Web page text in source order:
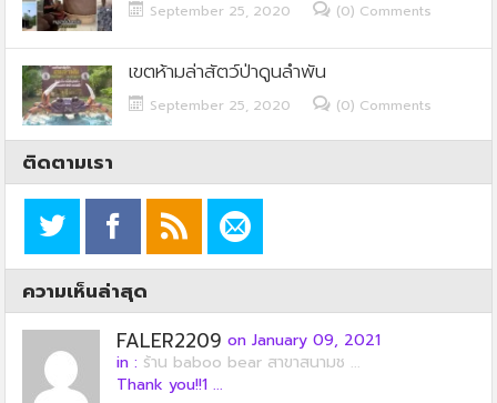
September 25, 2020 (0) Comments
เขตห้ามล่าสัตว์ป่าดูนลำพัน
September 25, 2020 (0) Comments
ติดตามเรา
ความเห็นล่าสุด
FALER2209 on January 09, 2021
in : ร้าน baboo bear สาขาสนามช ...
Thank you!!1 ...